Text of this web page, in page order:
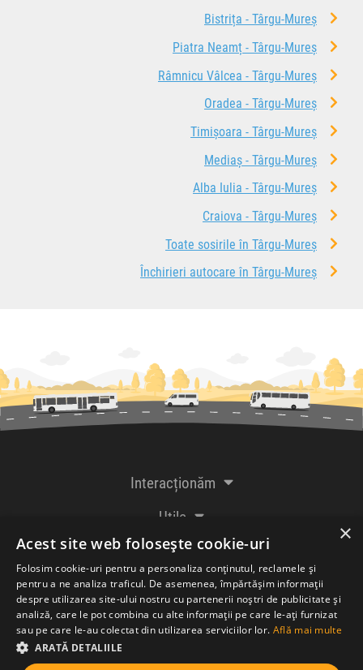
Bistrița - Târgu-Mureș
Piatra Neamț - Târgu-Mureș
Râmnicu Vâlcea - Târgu-Mureș
Oradea - Târgu-Mureș
Timișoara - Târgu-Mureș
Mediaș - Târgu-Mureș
Alba Iulia - Târgu-Mureș
Craiova - Târgu-Mureș
Toate sosirile în Târgu-Mureș
Închirieri autocare în Târgu-Mureș
Interacționăm
Utile
De la creatorii
Acceptăm plăți cu
×
Acest site web folosește cookie-uri
Folosim cookie-uri pentru a personaliza conținutul, reclamele și
pentru a ne analiza traficul. De asemenea, împărtășim informații
despre utilizarea site-ului nostru cu partenerii noștri de publicitate și
analiză, care le pot combina cu alte informații pe care le-ați furnizat
sau pe care le-au colectat din utilizarea serviciilor lor. Află mai multe
ARATĂ DETALIILE